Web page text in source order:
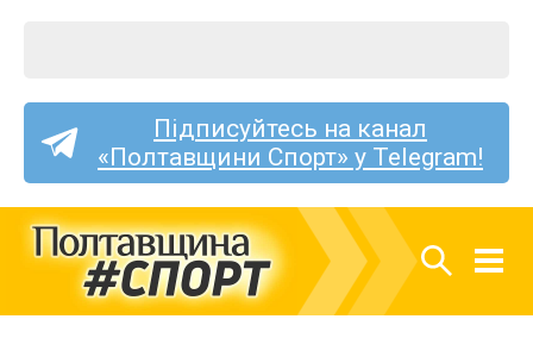
Підписуйтесь на канал
«Полтавщини Спорт» у Telegram!